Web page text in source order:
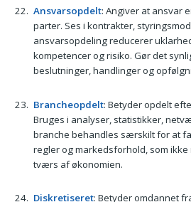
Ansvarsopdelt: Angiver at ansvar
parter. Ses i kontrakter,
ansvarsopdeling reducerer
kompetencer og risiko. Gør det
beslutninger, handlinger og
Brancheopdelt: Betyder opdelt
Bruges i analyser, statistikker,
branche behandles særskilt for at
regler og markedsforhold, som
tværs af økonomien.
Diskretiseret: Betyder omdannet